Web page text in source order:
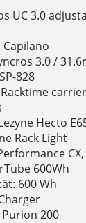
UC 3.0
Capilano
3.0 /
828
Hecto
Rack Light
CX,
600Wh
600 Wh
200